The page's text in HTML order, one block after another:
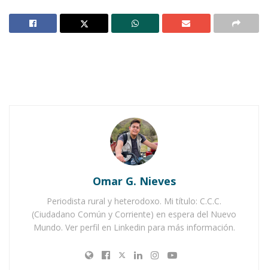
círculo cercano. Uno de ellos, bien se recordará,
Zapata. Y ya sabemos cómo terminó el
desenlace que tuvo el Apóstol de la
Notas Relacionadas
Auditoría revela irregularidades en el gobierno de
Amatlán de Cañas
Omar G. Nieves
Periodista rural y heterodoxo. Mi título: C.C.C.
(Ciudadano Común y Corriente) en espera del Nuevo
Mundo. Ver perfil en Linkedin para más información.